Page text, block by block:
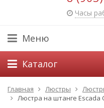
Часы
Меню
Каталог
Главная Люстры
Люстра на штанге Escada